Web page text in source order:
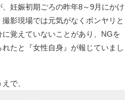
妊娠初期ごろの昨年8～9月にかけ
影現場では元気がなくボンヤリと
覚えていないことがあり、NGを
たと『女性自身』が報じていまし
で、